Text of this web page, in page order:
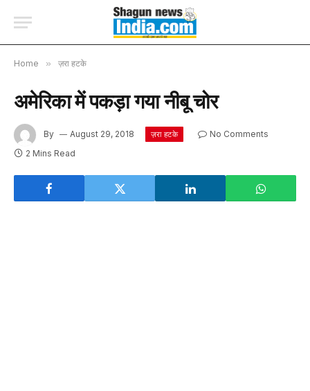
Home » ज़रा हटके
अमेरिका में पकड़ा गया नीबू चोर
By August 29, 2018 ज़रा हटके
No Comments
2 Mins Read